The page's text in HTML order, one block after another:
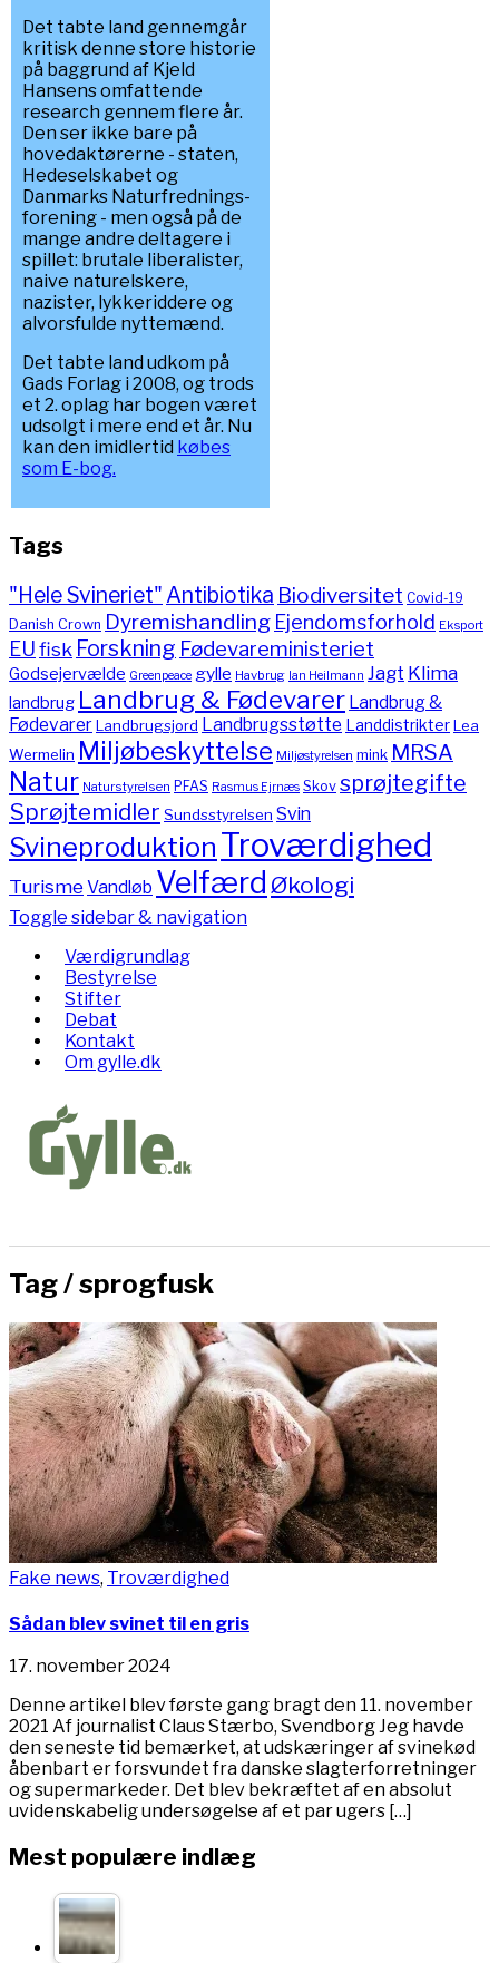
Det tabte land gennemgår
kritisk denne store historie
på baggrund af Kjeld
Hansens omfattende
research gennem flere år.
Den ser ikke bare på
hovedaktørerne - staten,
Hedeselskabet og
Danmarks Naturfrednings-
forening - men også på de
mange andre deltagere i
spillet: brutale liberalister,
naive naturelskere,
nazister, lykkeriddere og
alvorsfulde nyttemænd.
Det tabte land udkom på
Gads Forlag i 2008, og trods
et 2. oplag har bogen været
udsolgt i mere end et år. Nu
kan den imidlertid købes
som E-bog.
Tags
"Hele Svineriet" Antibiotika Biodiversitet Covid-19
Danish Crown Dyremishandling Ejendomsforhold Eksport
EUfisk Forskning Fødevareministeriet
Godsejervælde Greenpeace gylle Havbrug Ian Heilmann Jagt Klima
landbrug Landbrug & Fødevarer Landbrug &
FødevarerLandbrugsjord Landbrugsstøtte LanddistrikterLea
Wermelin Miljøbeskyttelse Miljøstyrelsen mink MRSA
Natur Naturstyrelsen PFAS Rasmus Ejrnæs Skov sprøjtegifte
Sprøjtemidler Sundsstyrelsen Svin
Svineproduktion Troværdighed
TurismeVandløb Velfærd Økologi
Toggle sidebar & navigation
Værdigrundlag
Bestyrelse
Stifter
Debat
Kontakt
Om gylle.dk
Tag /sprogfusk
Fake news, Troværdighed
Sådan blev svinet til en gris
17. november 2024
Denne artikel blev første gang bragt den 11. november
2021 Af journalist Claus Stærbo, Svendborg Jeg havde
den seneste tid bemærket, at udskæringer af svinekød
åbenbart er forsvundet fra danske slagterforretninger
og supermarkeder. Det blev bekræftet af en absolut
uvidenskabelig undersøgelse af et par ugers […]
Mest populære indlæg